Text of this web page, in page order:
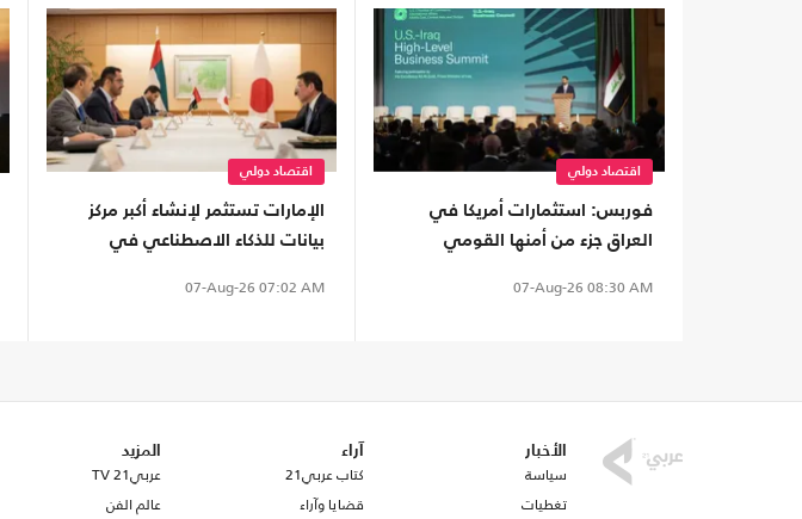
اقتصاد دولي
فوربس: استثمارات أمريكا في
العراق جزء من أمنها القومي
07-Aug-26 08:30 AM
اقتصاد دولي
الإمارات تستثمر لإنشاء أكبر مركز
بيانات للذكاء الاصطناعي في
07-Aug-26 07:02 AM
الأخبار
سياسة
تغطيات
آراء
كتاب عربي21
قضايا وآراء
المزيد
عربي21 TV
عالم الفن